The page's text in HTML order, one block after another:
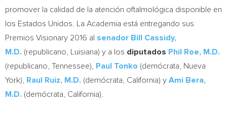
promover la calidad de la atención oftalmológica disponible en
los Estados Unidos. La Academia está entregando sus
Premios Visionary 2016 al senador Bill Cassidy,
M.D. (republicano, Luisiana) y a los diputados Phil Roe, M.D.
(republicano, Tennessee), Paul Tonko (demócrata,
Nueva
York), Raul Ruiz, M.D. (demócrata, California) y Ami Bera,
M.D. (demócrata, California).